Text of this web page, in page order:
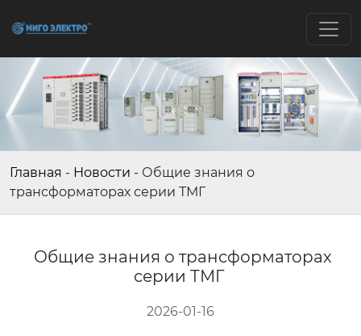
Главная - Новости - Общие знания о
трансформаторах серии ТМГ
Общие знания о трансформаторах
серии ТМГ
2026-01-16